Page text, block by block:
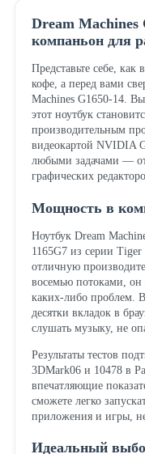
Dream
компаньон для
Представьте себе,
кофе, а перед вами
Machines G1650-14.
этот ноутбук
производительным
видеокартой NVIDIA
любыми задачами —
графических
Мощность в
Ноутбук Dream
1165G7 из серии
отличную
восемью потоками, он
каких-либо проблем.
десятки вкладок в
слушать музыку, не
Результаты тестов
3DMark06 и 10478 в
впечатляющие
сможете легко
приложения и игры,
Идеальный